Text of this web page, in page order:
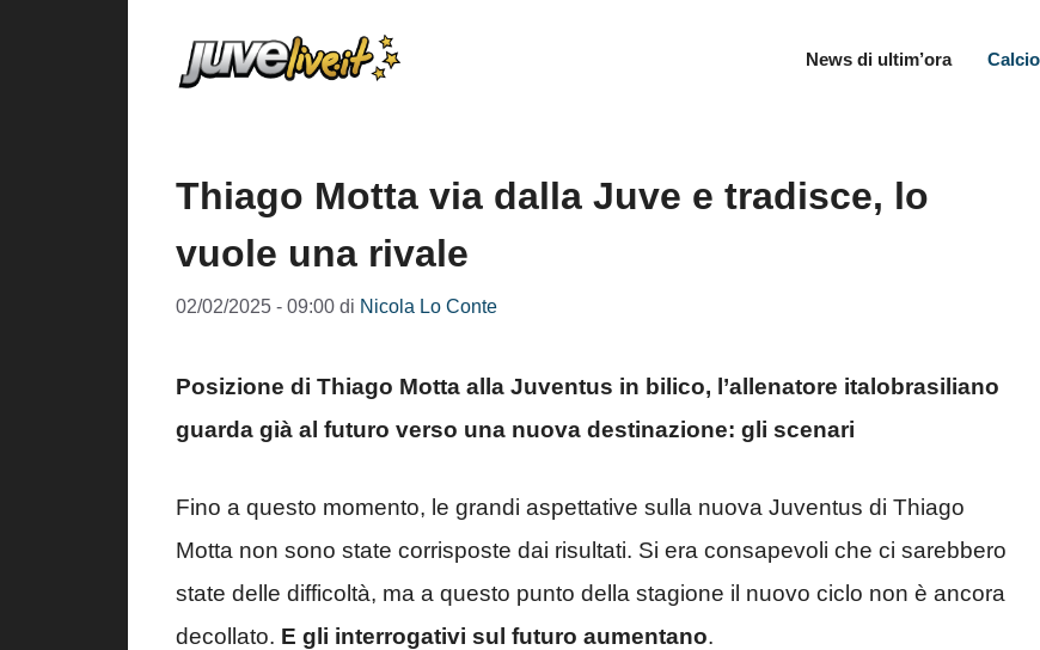
News di ultim’ora
Thiago Motta via dalla Juve e tradisce, lo
vuole una rivale
02/02/2025 - 09:00 di Nicola Lo Conte
Posizione di Thiago Motta alla Juventus in bilico, l’allenatore italobrasiliano
guarda già al futuro verso una nuova destinazione: gli scenari
Fino a questo momento, le grandi aspettative sulla nuova Juventus di Thiago
Motta non sono state corrisposte dai risultati. Si era consapevoli che ci sarebbero
state delle difficoltà, ma a questo punto della stagione il nuovo ciclo non è ancora
decollato. E gli interrogativi sul futuro aumentano.